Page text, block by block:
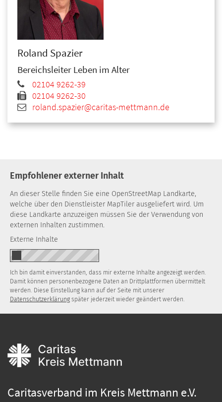
Roland Spazier
Bereichsleiter Leben im Alter
02104 9262-39
02104 9262-30
roland.spazier@caritas-mettmann.de
Empfohlener externer Inhalt
An dieser Stelle finden Sie eine OpenStreetMap Landkarte,
welche über den Dienstleister MapTiler ausgeliefert wird. Um
diese Landkarte anzuzeigen müssen Sie der Verwendung von
externen Inhalten zustimmen.
Externe Inhalte
Ich bin damit einverstanden, dass mir externe Inhalte angezeigt werden.
Damit können personenbezogene Daten an Drittplattformen übermittelt
werden. Diese Einstellung kann auf der Seite mit unserer
Datenschutzerklärung später jederzeit wieder geändert werden.
Caritasverband im Kreis Mettmann e.V.